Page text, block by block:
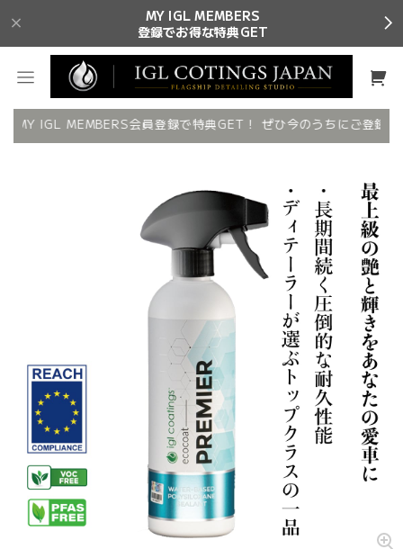
MY IGL MEMBERS
登録でお得な特典GET
IGL MEMBERS会員登録で特典GET！ ぜひ今のうちにご登録を✨